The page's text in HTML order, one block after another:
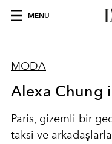
MENU
MODA
Alexa Chung
Paris, gizemli bir
taksi ve